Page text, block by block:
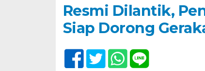
Resmi Dilantik,
Siap Dorong